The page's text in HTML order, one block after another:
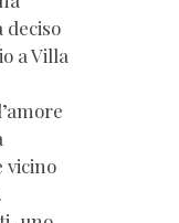
deciso
a Villa
vicino